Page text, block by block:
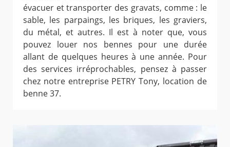
évacuer et transporter des gravats, comme : le
sable, les parpaings, les briques, les graviers,
du métal, et autres. Il est à noter que, vous
pouvez louer nos bennes pour une durée
allant de quelques heures à une année. Pour
des services irréprochables, pensez à passer
chez notre entreprise PETRY Tony, location de
benne 37.